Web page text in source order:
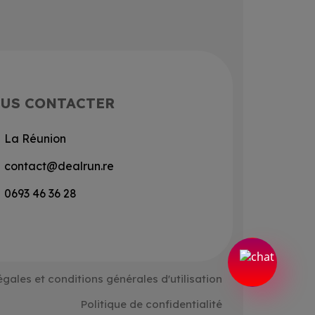
CONTACTER
La Réunion
contact@dealrun.re
0693 46 36 28
et conditions générales d'utilisation
Politique de confidentialité